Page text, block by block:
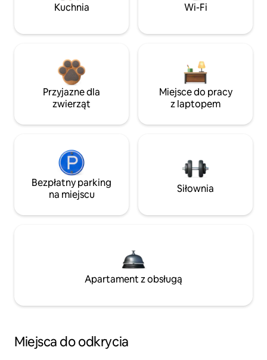
Kuchnia Wi-Fi
Przyjazne dla
zwierząt
Miejsce do pracy
z laptopem
Bezpłatny parking
na miejscu
Siłownia
Apartament z obsługą
Miejsca do odkrycia